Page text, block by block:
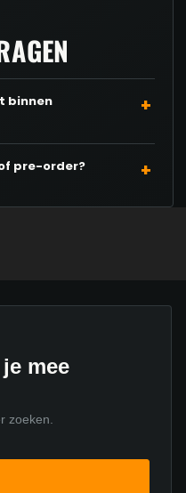
binnen
pre-order?
mee
zoeken.